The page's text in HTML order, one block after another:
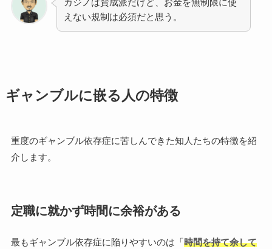
えない規制は必須だと思う。
ギャンブルに嵌る人の特徴
重度のギャンブル依存症に苦しんできた知人たちの特徴を紹
介します。
定職に就かず時間に余裕がある
最もギャンブル依存症に陥りやすいのは「時間を持て余して